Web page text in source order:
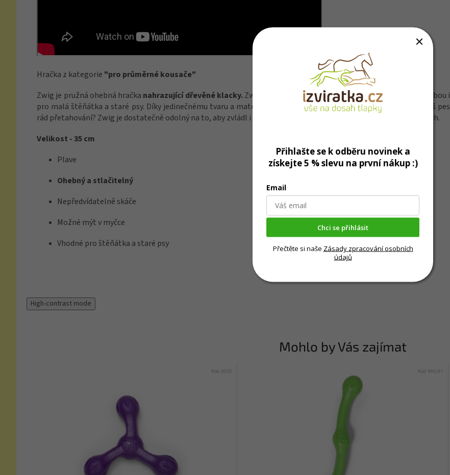
Hračka z kategorie "pro průměrné kousače"
Zwig je pružná ohebná hračka nahrazující dřevěné klacky.Zwig je dutý a tak se dá celý zmáčknout. Je skvělou volbou i
pro malá štěňátka a staré psy. Díky jedinečnému tvaru a materiálu je také neodolatelnou žvýkací hračkou. Má váš pes
rád přetahování? Zwig je dostatečně odolný na to, aby zvládl i ty nejdivočejší hry ve vašich nejbujnějších představách.
Velikost - 35 cm
Plave
Ohebný a stlačitelný
Nepředvídatelně skáče
Možné mýt v myčce
Vhodné pro štěňátka a staré psy
High-contrast mode
Mohlo by Vás zajímat
Kód:8055 Kód: 995/97
Přihlašte se k odběru novinek a
získejte 5 % slevu na první nákup :)
Email
Chci se přihlásit
Přečtěte si naše Zásady zpracování osobních
údajů